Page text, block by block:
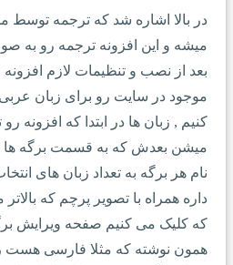
در بالا اشاره شد که ترجمه توسط
میشه و این افزونه ترجمه رو به
بعد از نصب و تنظیمات لازم
موجود در سایت رو برای زبان
کنیم , زبان ها در ابتدا که افزونه
میشن بعدش که به قسمت برگه ها
نام هر برگه به تعداد زبان های
داره همراه با تصویر پرچم که
که کلیک می کنیم صفحه ویرایش
همون نوشته که مثلا فارسی هست